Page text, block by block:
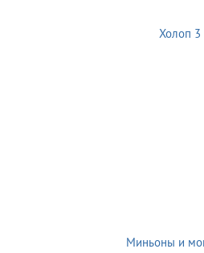
Холоп 3
Миньоны и